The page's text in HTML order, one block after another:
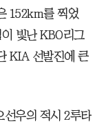
152km를 찍었
빛난 KBO리그
KIA 선발진에 큰
선우의 적시 2루타